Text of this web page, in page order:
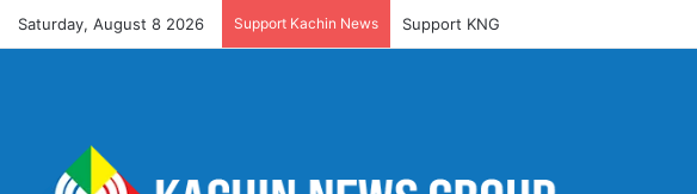
Saturday, August 8 2026 Support Kachin News Support KNG